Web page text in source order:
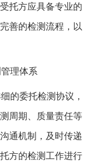
托方应具备专业的
善的检测流程，以
理体系
的委托检测协议，
周期、质量责任等
通机制，及时传递
方的检测工作进行